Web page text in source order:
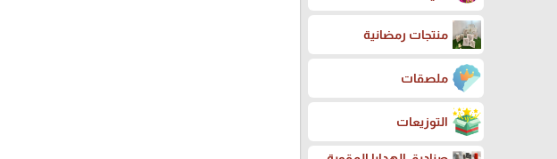
منتجات رمضانية
ملصقات
التوزيعات